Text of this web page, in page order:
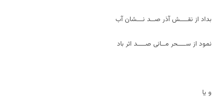
بداد از نقــــش آذر صــد نـــشان آب
نمود از ســــحر مــانی صــــد اثر باد
و يا